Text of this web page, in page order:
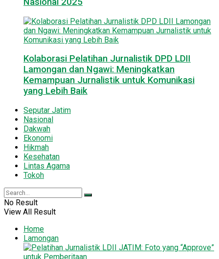
Kolaborasi Pelatihan Jurnalistik DPD LDII
Lamongan dan Ngawi: Meningkatkan
Kemampuan Jurnalistik untuk Komunikasi
yang Lebih Baik
Seputar Jatim
Nasional
Dakwah
Ekonomi
Hikmah
Kesehatan
Lintas Agama
Tokoh
No Result
View All Result
Home
Lamongan